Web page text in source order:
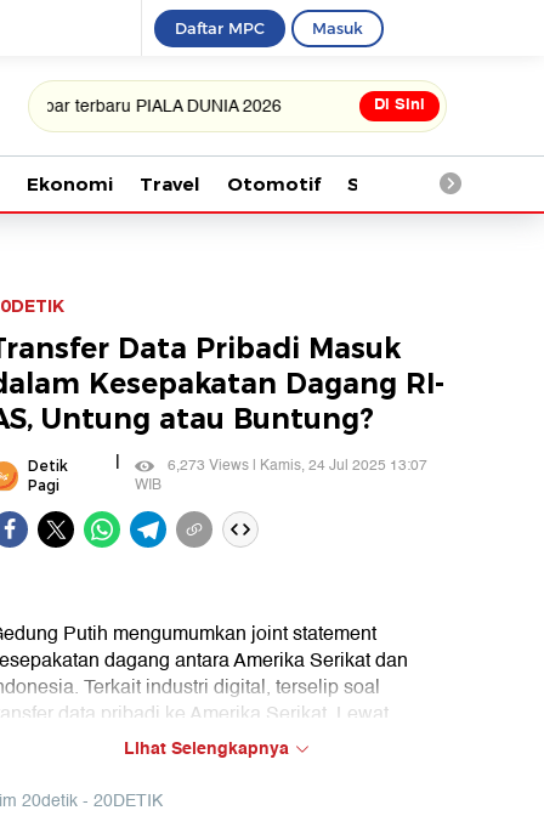
Daftar MPC Masuk
PIALA DUNIA 2026 Di Sini
Ekonomi Travel Otomotif Saintek
Data Pribadi Masuk
Kesepakatan Dagang RI-
Untung atau Buntung?
Detik
Pagi
|
6,273 Views | Kamis, 24 Jul 2025 13:07
WIB
Putih mengumumkan joint statement
dagang antara Amerika Serikat dan
Terkait industri digital, terselip soal
data pribadi ke Amerika Serikat. Lewat
kesepakatan ini, tarif resiprokal Indonesia turun
menjadi 19%. Namun, apakah transfer data pribadi
Indonesia? Atau justru lebih banyak
Lihat Selengkapnya
20detik - 20DETIK